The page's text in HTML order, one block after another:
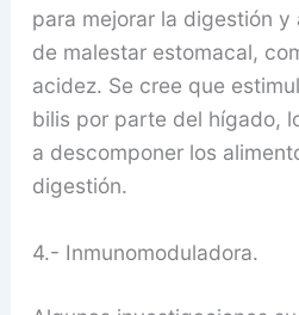
para mejorar la digestión y
de malestar estomacal,
acidez. Se cree que
bilis por parte del hígado,
a descomponer los
digestión.
4.- Inmunomoduladora.